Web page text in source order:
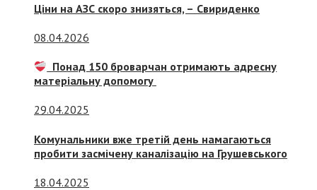
Ціни на АЗС скоро знизяться, – Свириденко
08.04.2026
Понад 150 броварчан отримають адресну
матеріальну допомогу
29.04.2025
Комунальники вже третій день намагаються
пробити засмічену каналізацію на Грушевського
18.04.2025